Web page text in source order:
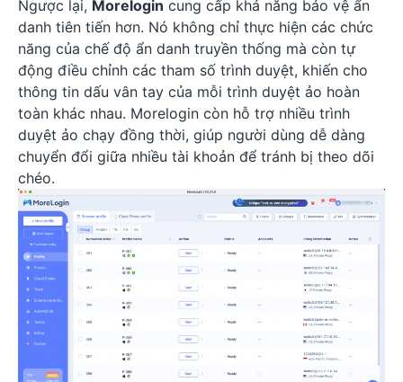
Ngược lại, Morelogin cung cấp khả năng bảo vệ ẩn
danh tiên tiến hơn. Nó không chỉ thực hiện các chức
năng của chế độ ẩn danh truyền thống mà còn tự
động điều chỉnh các tham số trình duyệt, khiến cho
thông tin dấu vân tay của mỗi trình duyệt ảo hoàn
toàn khác nhau. Morelogin còn hỗ trợ nhiều trình
duyệt ảo chạy đồng thời, giúp người dùng dễ dàng
chuyển đổi giữa nhiều tài khoản để tránh bị theo dõi
chéo.